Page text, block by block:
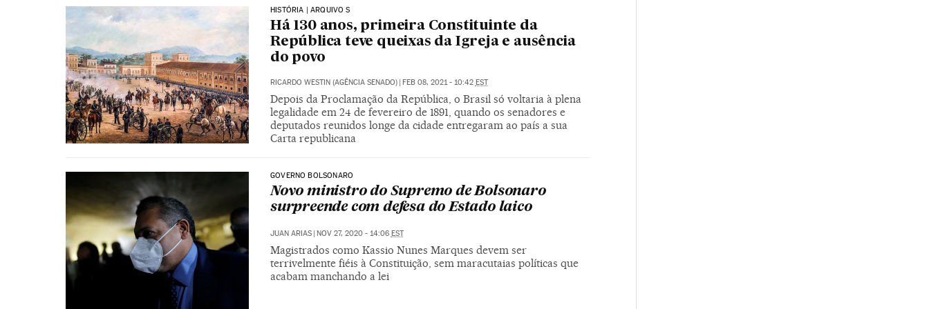
HISTÓRIA | ARQUIVO S
Há 130 anos, primeira Constituinte da
República teve queixas da Igreja e ausência
do povo
RICARDO WESTIN (AGÊNCIA SENADO) | FEB 08, 2021 - 10:42 EST
Depois da Proclamação da República, o Brasil só voltaria à plena
legalidade em 24 de fevereiro de 1891, quando os senadores e
deputados reunidos longe da cidade entregaram ao país a sua
Carta republicana
GOVERNO BOLSONARO
Novo ministro do Supremo de Bolsonaro
surpreende com defesa do Estado laico
JUAN ARIAS | NOV 27, 2020 - 14:06 EST
Magistrados como Kassio Nunes Marques devem ser
terrivelmente fiéis à Constituição, sem maracutaias políticas que
acabam manchando a lei